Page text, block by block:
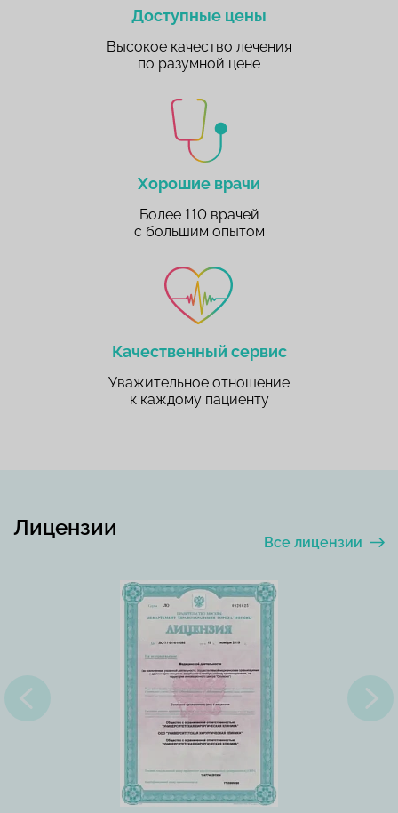
Доступные цены
Высокое качество лечения
по разумной цене
Хорошие врачи
Более 110 врачей
с большим опытом
Качественный сервис
Уважительное отношение
к каждому пациенту
Лицензии
Все лицензии